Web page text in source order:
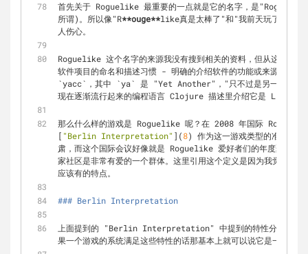
首先关于 Roguelike 最重要的一点就是它的名字，是
所谓)。所以像"R**ouge**like真是太棒了"和"我前天玩了一个
人伤心。
Roguelike 这个名字的来源我没有搜到相关的资料，但从这种称呼
`yacc` ，其中 `ya` 是 "Yet Another"，"只不过是另一个啥啥
现在逐渐流行起来的编程语言 Clojure 描述里介绍它是 Lisp 编
那么什么样的游戏是 Roguelike 呢？在 2008 年国际
[ "Berlin Interpretation" ](8) 作为这一游戏类型的准确定义
肃，而这个国际会议好像就是 Roguelike 爱好者们的年度聚会
家社区是非常有爱的一个群体。这里引用这个定义是因为我觉得
应该有的特点。
### Berlin Interpretation
上面提到的 "Berlin Interpretation" 中提到的特性分为三个等
果一个游戏的系统满足这些特性的话那基本上就可以说它是一个